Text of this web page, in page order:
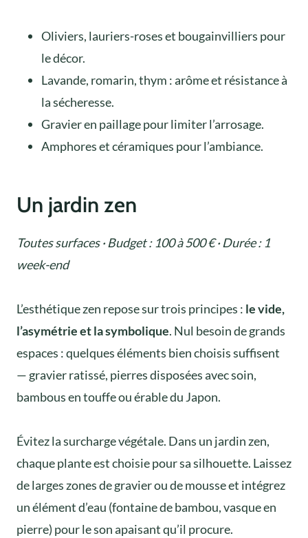
Oliviers, lauriers-roses et bougainvilliers pour
le décor.
Lavande, romarin, thym : arôme et résistance à
la sécheresse.
Gravier en paillage pour limiter l’arrosage.
Amphores et céramiques pour l’ambiance.
Un jardin zen
Toutes surfaces · Budget : 100 à 500 € · Durée : 1
week-end
L’esthétique zen repose sur trois principes : le vide,
l’asymétrie et la symbolique. Nul besoin de grands
espaces : quelques éléments bien choisis suffisent
— gravier ratissé, pierres disposées avec soin,
bambous en touffe ou érable du Japon.
Évitez la surcharge végétale. Dans un jardin zen,
chaque plante est choisie pour sa silhouette. Laissez
de larges zones de gravier ou de mousse et intégrez
un élément d’eau (fontaine de bambou, vasque en
pierre) pour le son apaisant qu’il procure.